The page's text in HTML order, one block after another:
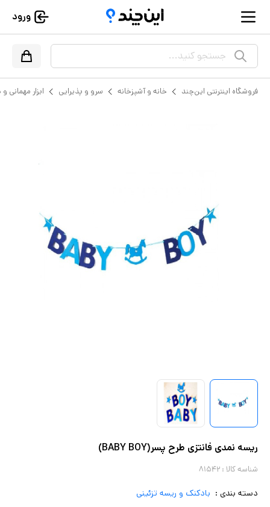
ورود
جستجو کنید...
فروشگاه اینترنتی این‌چند خانه و آشپزخانه سرو و پذیرایی ابزار مهمانی
ریسه نمدی فانتزی طرح پسر(BABY BOY)
شناسه کالا : ۸۱۵۴۲
دسته بندی : بادکنک و ریسه تزئینی